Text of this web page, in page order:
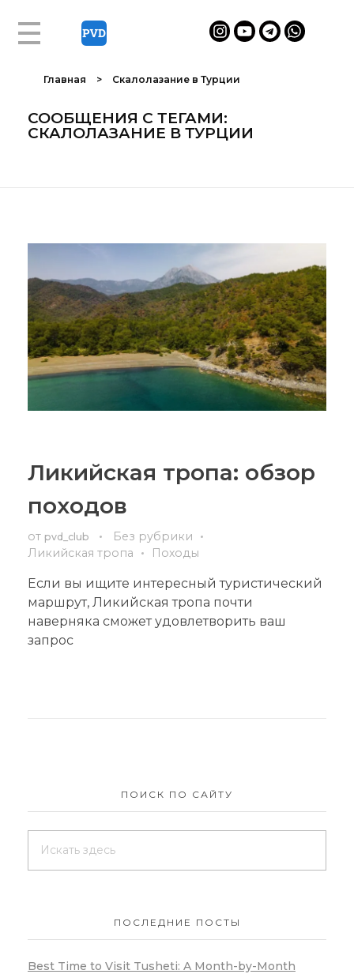
Главная > Скалолазание в Турции
СООБЩЕНИЯ С ТЕГАМИ:
СКАЛОЛАЗАНИЕ В ТУРЦИИ
Ликийская тропа: обзор
походов
от pvd_club
Без рубрики
Ликийская тропа
Походы
Если вы ищите интересный туристический
маршрут, Ликийская тропа почти
наверняка сможет удовлетворить ваш
запрос
ПОИСК ПО САЙТУ
ПОСЛЕДНИЕ ПОСТЫ
Best Time to Visit Tusheti: A Month-by-Month